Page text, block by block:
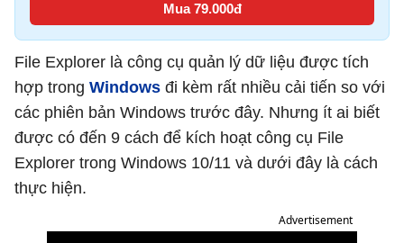
Mua 79.000đ
File Explorer là công cụ quản lý dữ liệu được tích
hợp trong Windows đi kèm rất nhiều cải tiến so với
các phiên bản Windows trước đây. Nhưng ít ai biết
được có đến 9 cách để kích hoạt công cụ File
Explorer trong Windows 10/11 và dưới đây là cách
thực hiện.
Advertisement